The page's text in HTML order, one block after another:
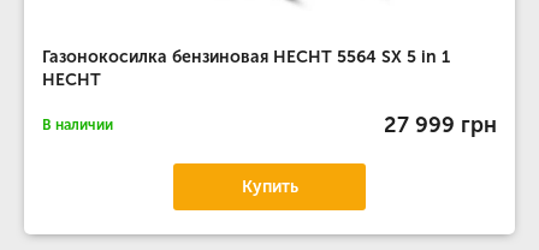
Газонокосилка бензиновая HECHT 5564 SX 5 in 1
HECHT
В наличии 27 999 грн
Купить